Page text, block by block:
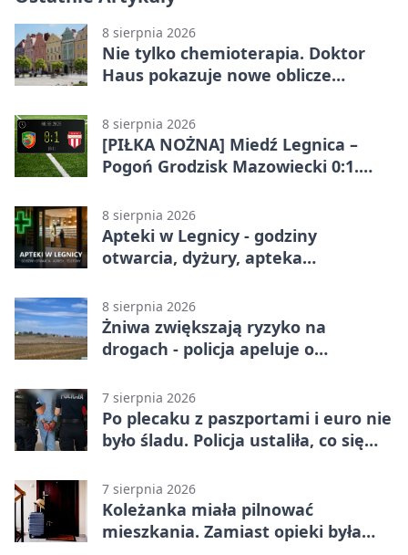
8 sierpnia 2026
Nie tylko chemioterapia. Doktor
Haus pokazuje nowe oblicze
8 sierpnia 2026
[PIŁKA NOŻNA] Miedź Legnica –
Pogoń Grodzisk Mazowiecki 0:1.
meczu w Legnicy
8 sierpnia 2026
Apteki w Legnicy - godziny
otwarcia, dyżury, apteka
8 sierpnia 2026
Żniwa zwiększają ryzyko na
drogach - policja apeluje o
7 sierpnia 2026
Po plecaku z paszportami i euro nie
było śladu. Policja ustaliła, co się
7 sierpnia 2026
Koleżanka miała pilnować
mieszkania. Zamiast opieki była